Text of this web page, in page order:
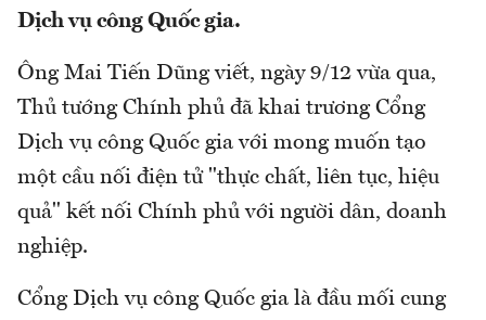
Dịch vụ công Quốc gia.
Ông Mai Tiến Dũng viết, ngày 9/12 vừa qua,
Thủ tướng Chính phủ đã khai trương Cổng
Dịch vụ công Quốc gia với mong muốn tạo
một cầu nối điện tử "thực chất, liên tục, hiệu
quả" kết nối Chính phủ với người dân, doanh
nghiệp.
Cổng Dịch vụ công Quốc gia là đầu mối cung